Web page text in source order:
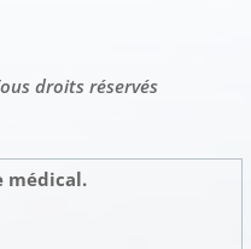
droits réservés
médical.